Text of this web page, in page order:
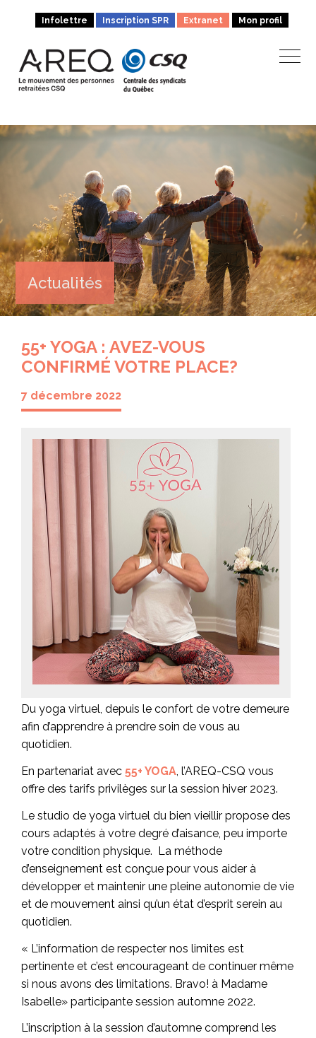
Infolettre Inscription SPR Extranet Mon profil
Actualités
55+ YOGA : AVEZ-VOUS
CONFIRMÉ VOTRE PLACE?
7 décembre 2022
Du yoga virtuel, depuis le confort de votre demeure
afin d’apprendre à prendre soin de vous au
quotidien.
En partenariat avec 55+ YOGA, l’AREQ-CSQ vous
offre des tarifs privilèges sur la session hiver 2023.
Le studio de yoga virtuel du bien vieillir propose des
cours adaptés à votre degré d’aisance, peu importe
votre condition physique. La méthode
d’enseignement est conçue pour vous aider à
développer et maintenir une pleine autonomie de vie
et de mouvement ainsi qu’un état d’esprit serein au
quotidien.
« L’information de respecter nos limites est
pertinente et c’est encourageant de continuer même
si nous avons des limitations. Bravo! à Madame
Isabelle» participante session automne 2022.
L’inscription à la session d’automne comprend les